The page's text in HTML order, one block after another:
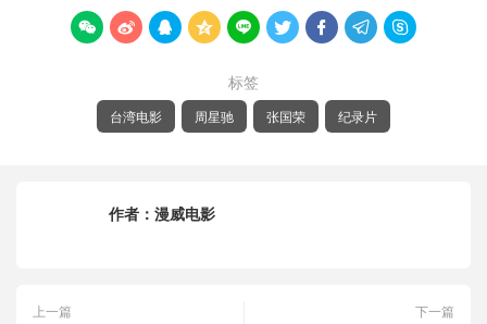
        
标签
台湾电影 周星驰 张国荣 纪录片
作者： 漫威电影
上一篇
下一篇